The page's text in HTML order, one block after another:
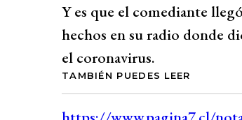
Y es que el comediante
hechos en su radio donde
el coronavirus.
TAMBIÉN PUEDES LEER